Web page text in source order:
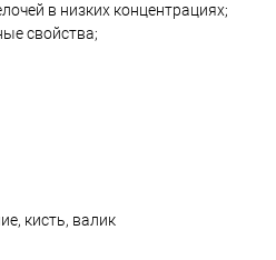
в низких концентрациях;
свойства;
кисть, валик